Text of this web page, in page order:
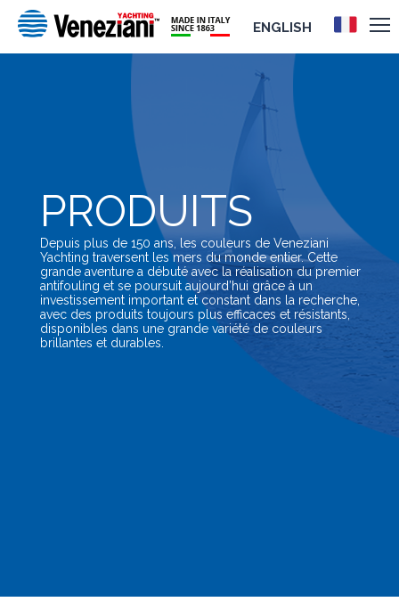
ENGLISH
PRODUITS
Depuis plus de 150 ans, les couleurs de Veneziani
Yachting traversent les mers du monde entier. Cette
grande aventure a débuté avec la réalisation du premier
antifouling et se poursuit aujourd’hui grâce à un
investissement important et constant dans la recherche,
avec des produits toujours plus efficaces et résistants,
disponibles dans une grande variété de couleurs
brillantes et durables.